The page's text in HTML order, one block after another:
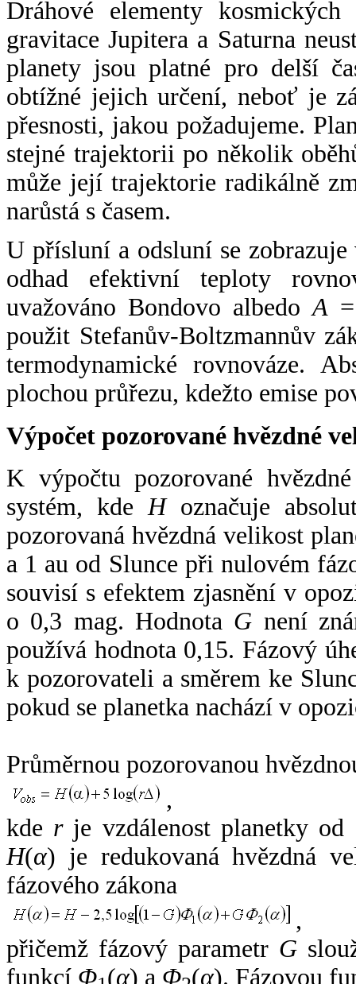
Dráhové elementy
gravitace Jupitera a Saturna
planety jsou platné pro delší
obtížné jejich určení, neboť je
přesnosti, jakou požadujeme.
stejné trajektorii po několik
může její trajektorie radikálně
narůstá s časem.
U přísluní a odsluní se
odhad efektivní teploty
uvažováno Bondovo albedoA
použit Stefanův-Boltzmannův
termodynamické rovnováze.
plochou průřezu, kdežto emise
Výpočet pozorované hvězdné
K výpočtu pozorované
systém, kde Hoznačuje
pozorovaná hvězdná velikost
a 1 au od Slunce při nulovém
souvisí s efektem zjasnění v
o 0,3 mag. Hodnota G není
používá hodnota 0,15. Fázový
k pozorovateli a směrem ke
pokud se planetka nachází v
Průměrnou pozorovanou
,
kde rje vzdálenost planetky od
H(α) je redukovaná hvězdná
fázového zákona
,
přičemž fázový parametr G
funkcí Φ (α) a Φ (α). Fázovou